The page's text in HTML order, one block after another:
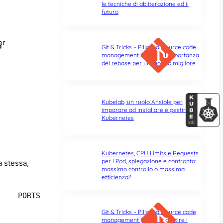
stessa,
PORTS               NAMES
le tecniche di abliterazione ed il
futuro
Git & Tricks – Pillole di source code
management | Parte 3: l’importanza
del rebase per un mondo migliore
Kubelab, un ruolo Ansible per
imparare ad installare e gestire
Kubernetes
Kubernetes, CPU Limits e Requests
per i Pod, spiegazione e confronto:
massimo controllo o massima
efficienza?
Git & Tricks – Pillole di source code
management | Parte 2: gestire i